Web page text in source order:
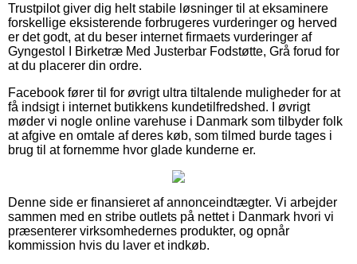
Trustpilot giver dig helt stabile løsninger til at eksaminere
forskellige eksisterende forbrugeres vurderinger og herved
er det godt, at du beser internet firmaets vurderinger af
Gyngestol I Birketræ Med Justerbar Fodstøtte, Grå forud for
at du placerer din ordre.
Facebook fører til for øvrigt ultra tiltalende muligheder for at
få indsigt i internet butikkens kundetilfredshed. I øvrigt
møder vi nogle online varehuse i Danmark som tilbyder folk
at afgive en omtale af deres køb, som tilmed burde tages i
brug til at fornemme hvor glade kunderne er.
Denne side er finansieret af annonceindtægter. Vi arbejder
sammen med en stribe outlets på nettet i Danmark hvori vi
præsenterer virksomhedernes produkter, og opnår
kommission hvis du laver et indkøb.